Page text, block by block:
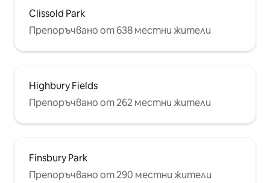
Clissold Park
Препоръчвано от 638 местни жители
Highbury Fields
Препоръчвано от 262 местни жители
Finsbury Park
Препоръчвано от 290 местни жители